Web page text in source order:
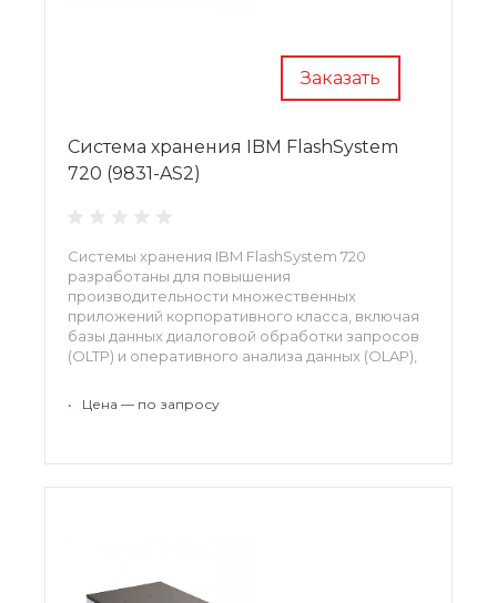
Заказать
Система хранения IBM FlashSystem
720 (9831-AS2)
Системы хранения IBM FlashSystem 720
разработаны для повышения
производительности множественных
приложений корпоративного класса, включая
базы данных диалоговой обработки запросов
(OLTP) и оперативного анализа данных (OLAP),
инфраструктуры масштаба облака.
• Цена — по запросу